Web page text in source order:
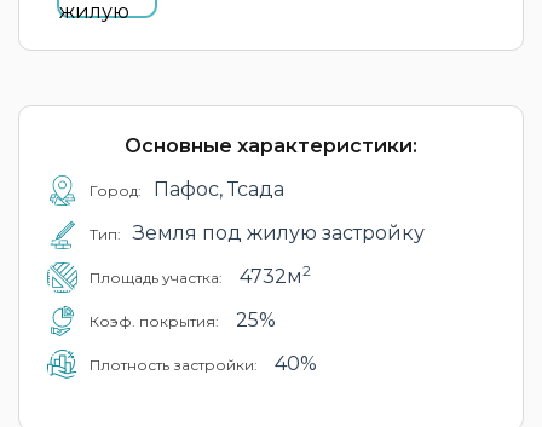
Основные характеристики:
Город: Пафос, Тсада
Тип: Земля под жилую застройку
Площадь участка: 4732м2
Коэф. покрытия: 25%
Плотность застройки: 40%